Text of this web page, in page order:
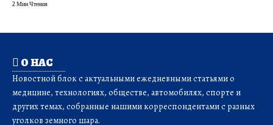
2 Мин Чтения
О НАС
Новостной блок с актуальными ежедневными статьями о
медицине, технологиях, обществе, автомобилях, спорте и
других темах, собранные нашими корреспондентами с разных
уголков земного шара.